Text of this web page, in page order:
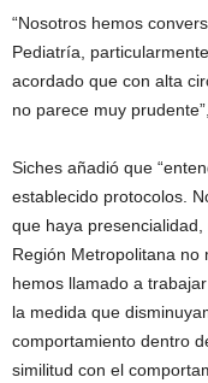
“Nosotros hemos
Pediatría,
acordado que con alta
no parece muy
Siches añadió que
establecido protocolos.
que haya
Región Metropolitana no
hemos llamado a
la medida que
comportamiento dentro
similitud con el